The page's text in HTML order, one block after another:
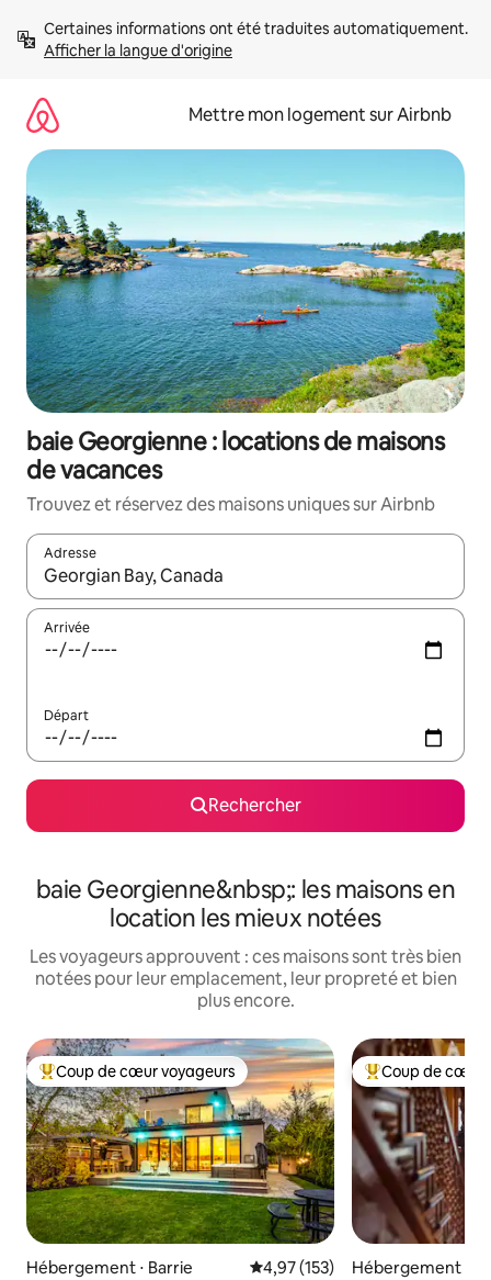
directement
Afficher la langue d'origine
Mettre mon logement sur Airbnb
baie Georgienne : locations de maisons
de vacances
Trouvez et réservez des maisons uniques sur Airbnb
Adresse
Lorsque les résultats s'affichent, utilisez les flèches vers le
Arrivée
Départ
Rechercher
baie Georgienne&nbsp;: les maisons en
location les mieux notées
Les voyageurs approuvent : ces maisons sont très bien
notées pour leur emplacement, leur propreté et bien
plus encore.
Coups de cœur voyageurs les plus appréciés
Coup de cœur voyageurs
Hébergement ⋅ Barrie Évaluation moyenne sur la
4,97 (153)
Coups de cœur
Coup de cœur
Hébergement ⋅